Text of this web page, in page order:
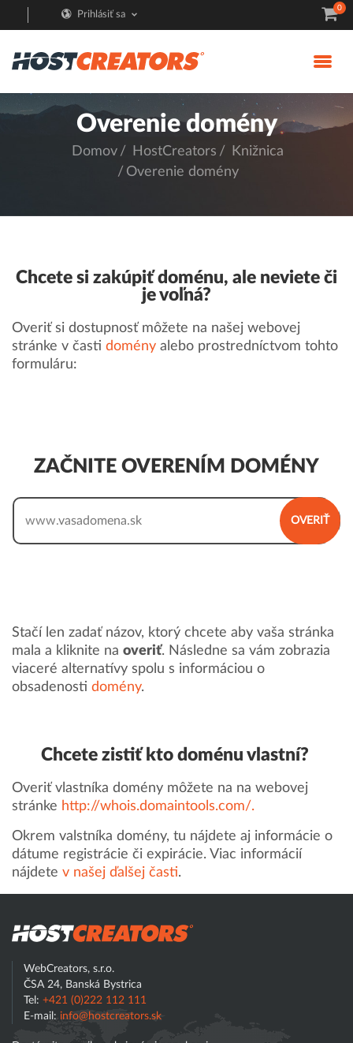
Prihlásiť sa
0
Overenie domény
Domov HostCreators
Knižnica
Overenie domény
Chcete si zakúpiť doménu, ale neviete či
je voľná?
Overiť si dostupnosť môžete na našej webovej
stránke v časti domény alebo prostredníctvom tohto
formuláru:
ZAČNITE OVERENÍM DOMÉNY
OVERIŤ
www.
Stačí len zadať názov, ktorý chcete aby vaša stránka
mala a kliknite na overiť. Následne sa vám zobrazia
viaceré alternatívy spolu s informáciou o
obsadenosti domény.
Chcete zistiť kto doménu vlastní?
Overiť vlastníka domény môžete na na webovej
stránke http://whois.domaintools.com/.
Okrem valstníka domény, tu nájdete aj informácie o
dátume registrácie či expirácie. Viac informácií
nájdete v našej ďalšej časti.
WebCreators, s.r.o.
ČSA 24, Banská Bystrica
Tel: +421 (0)222 112 111
E-mail: info@hostcreators.sk